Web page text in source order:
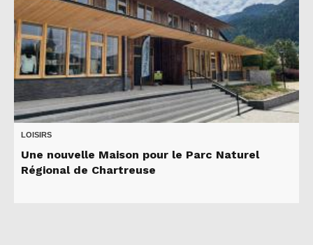
LOISIRS
Une nouvelle Maison pour le Parc Naturel
Régional de Chartreuse